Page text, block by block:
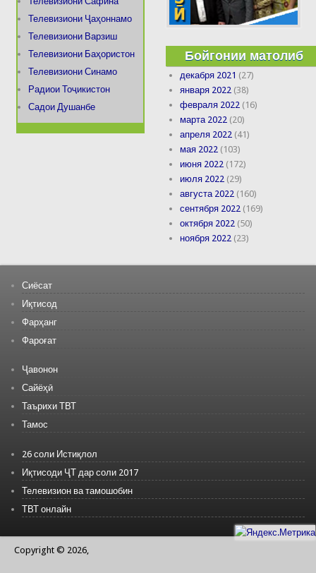
Телевизиони Ҷаҳоннамо
Телевизиони Варзиш
Телевизиони Баҳористон
Телевизиони Синамо
Радиои Тоҷикистон
Садои Душанбе
Бойгонии матолиб
декабря 2021 (27)
января 2022 (38)
февраля 2022 (16)
марта 2022 (20)
апреля 2022 (41)
мая 2022 (103)
июня 2022 (172)
июля 2022 (29)
августа 2022 (160)
сентября 2022 (169)
октября 2022 (50)
ноября 2022 (23)
Сиёсат
Иқтисод
Фарҳанг
Фароғат
Ҷавонон
Сайёҳӣ
Таърихи ТВТ
Тамос
26 соли Истиқлол
Иқтисоди ҶТ дар соли 2017
Телевизион ва тамошобин
ТВТ онлайн
Copyright © 2026,